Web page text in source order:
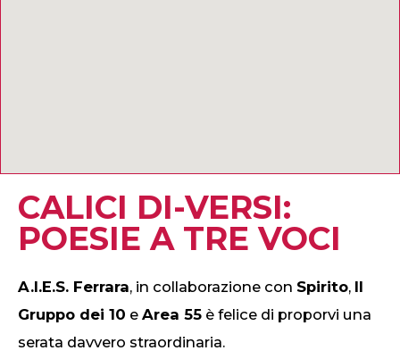
CALICI DI-VERSI:
POESIE A TRE VOCI
A.I.E.S. Ferrara, in collaborazione con Spirito, Il
Gruppo dei 10 e Area 55 è felice di proporvi una
serata davvero straordinaria.